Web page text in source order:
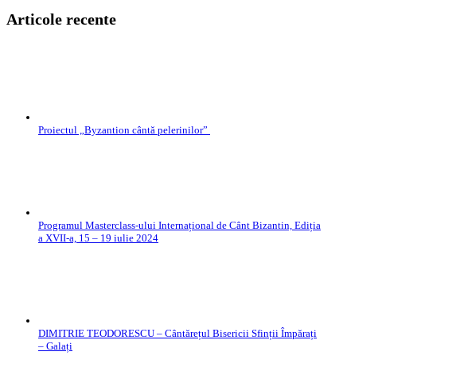
Articole recente
Proiectul „Byzantion cântă pelerinilor”
Programul Masterclass-ului Internațional de Cânt Bizantin, Ediția
a XVII-a, 15 – 19 iulie 2024
DIMITRIE TEODORESCU – Cântărețul Bisericii Sfinții Împărați
– Galați